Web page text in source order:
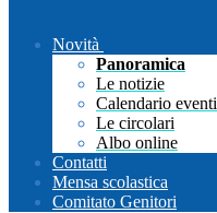
Novità
Panoramica
Le notizie
Calendario eventi
Le circolari
Albo online
Contatti
Mensa scolastica
Comitato Genitori